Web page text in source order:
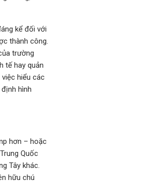
kể đối với
thành công.
trường
tế hay quản
hiểu các
hình
hơn – hoặc
Quốc
Tây khác.
hữu chú